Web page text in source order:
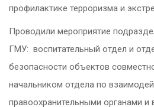
профилактике терроризма и
Проводили мероприятие
ГМУ: воспитательный отдел и
безопасности объектов
начальником отдела по
правоохранительными органами и